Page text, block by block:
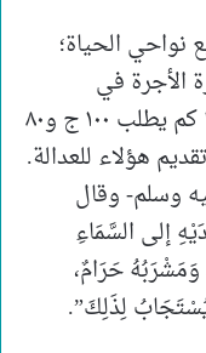
نواحي الحياة؛
الأجرة في
الاستغلال المبالغ فيه، ففي مسافة ٢ كم يطلب ١٠٠ ج و٨٠
هؤلاء للعدالة.
وسلم- وقال
إلى السَّمَاءِ
حَرَامٌ،
لِذَلِكَ”.